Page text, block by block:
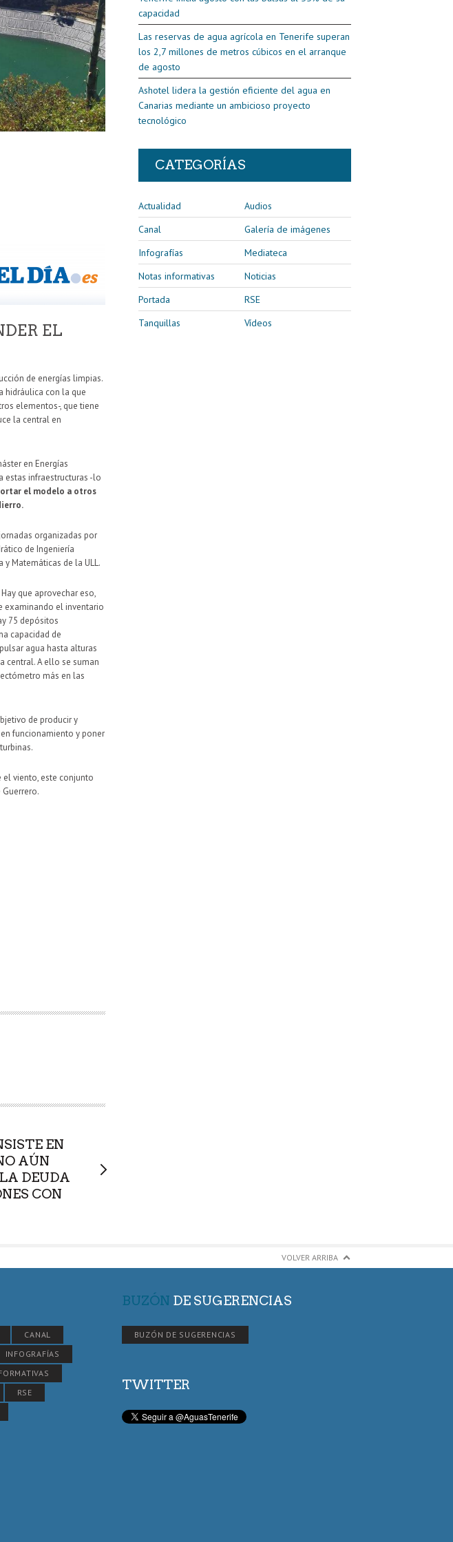
EL
de energías limpias.
hidráulica con la que
elementos-, que tiene
la central en
en Energías
estas infraestructuras -lo
el modelo a otros
organizadas por
de Ingeniería
Matemáticas de la ULL.
Hay que aprovechar eso,
examinando el inventario
75 depósitos
capacidad de
agua hasta alturas
central. A ello se suman
más en las
de producir y
funcionamiento y poner
viento, este conjunto
EN
AÚN
DEUDA
CON
capacidad
Las reservas de agua agrícola en Tenerife superan
los 2,7 millones de metros cúbicos en el arranque
de agosto
Ashotel lidera la gestión eficiente del agua en
Canarias mediante un ambicioso proyecto
tecnológico
CATEGORÍAS
Actualidad
Audios
Canal
Galería de imágenes
Infografías
Mediateca
Notas informativas
Noticias
Portada
RSE
Tanquillas
Vídeos
VOLVER ARRIBA
CANAL
INFOGRAFÍAS
RSE
BUZÓN DE SUGERENCIAS
BUZÓN DE SUGERENCIAS
TWITTER